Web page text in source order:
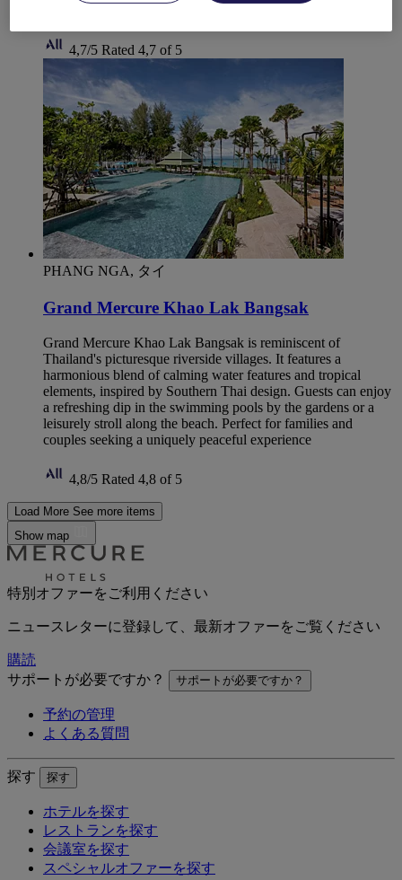
す。ビジネスにもレジャーにも最適なホテルです。
4,7/5 Rated 4,7 of 5
PHANG NGA, タイ
Grand Mercure Khao Lak Bangsak
Grand Mercure Khao Lak Bangsak is reminiscent of
Thailand's picturesque riverside villages. It features a
harmonious blend of calming water features and tropical
elements, inspired by Southern Thai design. Guests can enjoy
a refreshing dip in the swimming pools by the gardens or a
leisurely stroll along the beach. Perfect for families and
couples seeking a uniquely peaceful experience
4,8/5 Rated 4,8 of 5
Load More See more items
Show map
特別オファーをご利用ください
ニュースレターに登録して、最新オファーをご覧ください
購読
サポートが必要ですか？
サポートが必要ですか？
予約の管理
よくある質問
探す 探す
ホテルを探す
レストランを探す
会議室を探す
スペシャルオファーを探す